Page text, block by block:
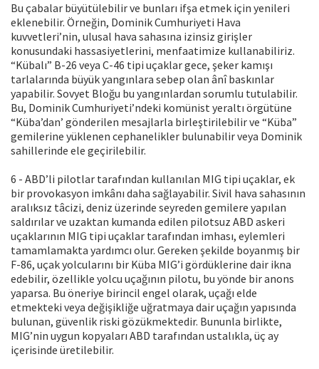
Bu çabalar büyütülebilir ve bunları ifşa etmek için yenileri
eklenebilir. Örneğin, Dominik Cumhuriyeti Hava
kuvvetleri’nin, ulusal hava sahasına izinsiz girişler
konusundaki hassasiyetlerini, menfaatimize kullanabiliriz.
“Kübalı” B-26 veya C-46 tipi uçaklar gece, şeker kamışı
tarlalarında büyük yangınlara sebep olan ânî baskınlar
yapabilir. Sovyet Bloğu bu yangınlardan sorumlu tutulabilir.
Bu, Dominik Cumhuriyeti’ndeki komünist yeraltı örgütüne
“Küba’dan’ gönderilen mesajlarla birleştirilebilir ve “Küba”
gemilerine yüklenen cephanelikler bulunabilir veya Dominik
sahillerinde ele geçirilebilir.
6 - ABD’li pilotlar tarafından kullanılan MIG tipi uçaklar, ek
bir provokasyon imkânı daha sağlayabilir. Sivil hava sahasının
aralıksız tâcizi, deniz üzerinde seyreden gemilere yapılan
saldırılar ve uzaktan kumanda edilen pilotsuz ABD askeri
uçaklarının MIG tipi uçaklar tarafından imhası, eylemleri
tamamlamakta yardımcı olur. Gereken şekilde boyanmış bir
F-86, uçak yolcularını bir Küba MIG’i gördüklerine dair ikna
edebilir, özellikle yolcu uçağının pilotu, bu yönde bir anons
yaparsa. Bu öneriye birincil engel olarak, uçağı elde
etmekteki veya değişikliğe uğratmaya dair uçağın yapısında
bulunan, güvenlik riski gözükmektedir. Bununla birlikte,
MIG’nin uygun kopyaları ABD tarafından ustalıkla, üç ay
içerisinde üretilebilir.